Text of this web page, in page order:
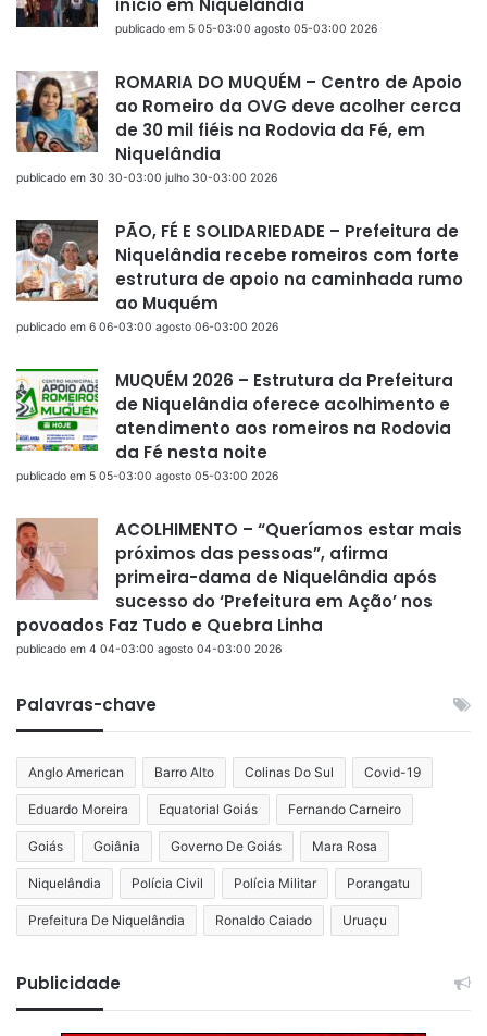
início em Niquelândia
publicado em 5 05-03:00 agosto 05-03:00 2026
ROMARIA DO MUQUÉM – Centro de Apoio
ao Romeiro da OVG deve acolher cerca
de 30 mil fiéis na Rodovia da Fé, em
Niquelândia
publicado em 30 30-03:00 julho 30-03:00 2026
PÃO, FÉ E SOLIDARIEDADE – Prefeitura de
Niquelândia recebe romeiros com forte
estrutura de apoio na caminhada rumo
ao Muquém
publicado em 6 06-03:00 agosto 06-03:00 2026
MUQUÉM 2026 – Estrutura da Prefeitura
de Niquelândia oferece acolhimento e
atendimento aos romeiros na Rodovia
da Fé nesta noite
publicado em 5 05-03:00 agosto 05-03:00 2026
ACOLHIMENTO – “Queríamos estar mais
próximos das pessoas”, afirma
primeira-dama de Niquelândia após
sucesso do ‘Prefeitura em Ação’ nos
povoados Faz Tudo e Quebra Linha
publicado em 4 04-03:00 agosto 04-03:00 2026
Palavras-chave
Anglo American Barro Alto Colinas Do Sul Covid-19
Eduardo Moreira Equatorial Goiás Fernando Carneiro
Goiás Goiânia Governo De Goiás Mara Rosa
Niquelândia Polícia Civil Polícia Militar Porangatu
Prefeitura De Niquelândia Ronaldo Caiado Uruaçu
Publicidade